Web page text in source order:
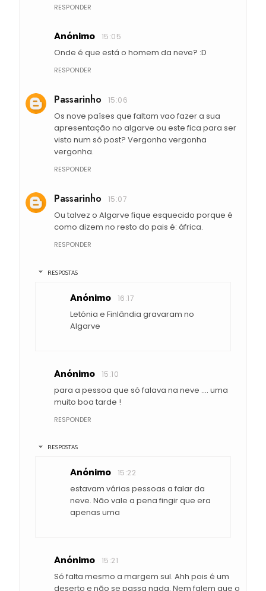
RESPONDER
Anónimo 15:05
Onde é que está o homem da neve? :D
RESPONDER
Passarinho 15:06
Os nove países que faltam vao fazer a sua
apresentação no algarve ou este fica para ser
visto num só post? Vergonha vergonha
vergonha.
RESPONDER
Passarinho 15:07
Ou talvez o Algarve fique esquecido porque é
como dizem no resto do pais é: áfrica.
RESPONDER
RESPOSTAS
Anónimo 16:17
Letónia e Finlândia gravaram no
Algarve
Anónimo 15:10
para a pessoa que só falava na neve .... uma
muito boa tarde !
RESPONDER
RESPOSTAS
Anónimo 15:22
estavam várias pessoas a falar da
neve. Não vale a pena fingir que era
apenas uma
Anónimo 15:21
Só falta mesmo a margem sul. Ahh pois é um
deserto e não se passa nada. Nem falem que o